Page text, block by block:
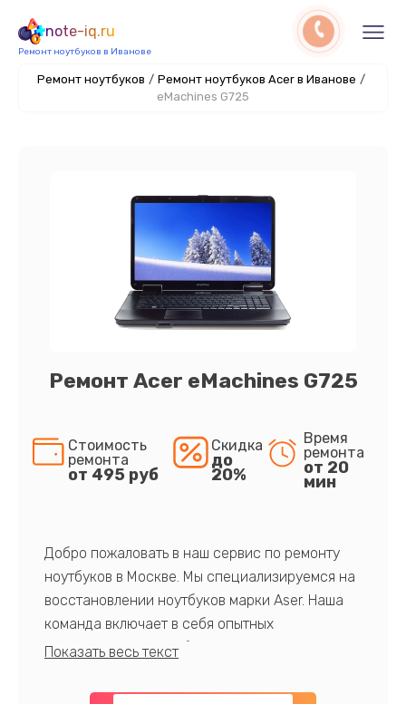
note-iq.ru
Ремонт ноутбуков в Иванове
Ремонт ноутбуков / Ремонт ноутбуков Acer в Иванове /
eMachines G725
Ремонт Acer eMachines G725
Стоимость
ремонта
от 495 руб
Скидка
до
20%
Время
ремонта
от 20
мин
Добро пожаловать в наш сервис по ремонту
ноутбуков в Москве. Мы специализируемся на
восстановлении ноутбуков марки Aser. Наша
команда включает в себя опытных
профессионалов с обширными знаниями и
предлагаем быстрый и качественный ремонт с